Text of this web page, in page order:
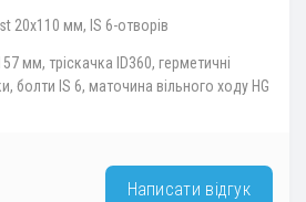
20x110 мм, IS 6-отворів
мм, тріскачка ID360, герметичні
болти IS 6, маточина вільного ходу HG
Написати відгук